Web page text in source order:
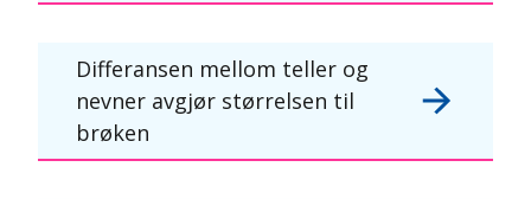
Differansen mellom teller og
nevner avgjør størrelsen til
brøken